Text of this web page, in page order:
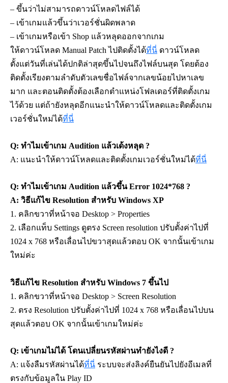
– ขึ้นว่าไม่สามารถดาวน์โหลดไฟล์ได้
– เข้าเกมแล้วขึ้นว่าเวอร์ชั่นผิดพลาด
– เข้าเกมหรือเข้า Shop แล้วหลุดออกจากเกม
ให้ดาวน์โหลด Manual Patch ไปติดตั้งได้ที่นี่ ดาวน์โหลด
ตั้งแต่วันที่เล่นได้ปกติล่าสุดขึ้นไปจนถึงไฟล์บนสุด โดยต้อง
ติดตั้งเรียงตามลำดับตัวเลขชื่อไฟล์จากเลขน้อยไปหาเลข
มาก และตอนติดตั้งต้องเลือกตำแหน่งโฟลเดอร์ที่ติดตั้งเกม
ไว้ด้วย แต่ถ้ายังหลุดอีกแนะนำให้ดาวน์โหลดและติดตั้งเกม
เวอร์ชั่นใหม่ได้ที่นี่
Q: ทำไมเข้าเกม Audition แล้วเด้งหลุด ?
A: แนะนำให้ดาวน์โหลดและติดตั้งเกมเวอร์ชั่นใหม่ได้ที่นี่
Q: ทำไมเข้าเกม Audition แล้วขึ้น Error 1024*768 ?
A: วิธีแก้ไข Resolution สำหรับ Windows XP
1. คลิกขวาที่หน้าจอ Desktop > Properties
2. เลือกแท็บ Settings ดูตรง Screen resolution ปรับตั้งค่าไปที่
1024 x 768 หรือเลื่อนไปขวาสุดแล้วตอบ OK จากนั้นเข้าเกม
ใหม่ค่ะ
วิธีแก้ไข Resolution สำหรับ Windows 7 ขึ้นไป
1. คลิกขวาที่หน้าจอ Desktop > Screen Resolution
2. ตรง Resolution ปรับตั้งค่าไปที่ 1024 x 768 หรือเลื่อนไปบน
สุดแล้วตอบ OK จากนั้นเข้าเกมใหม่ค่ะ
Q: เข้าเกมไม่ได้ โดนเปลี่ยนรหัสผ่านทำยังไงดี ?
A: แจ้งลืมรหัสผ่านได้ที่นี่ ระบบจะส่งลิงค์ยืนยันไปยังอีเมลที่
ตรงกับข้อมูลใน Play ID